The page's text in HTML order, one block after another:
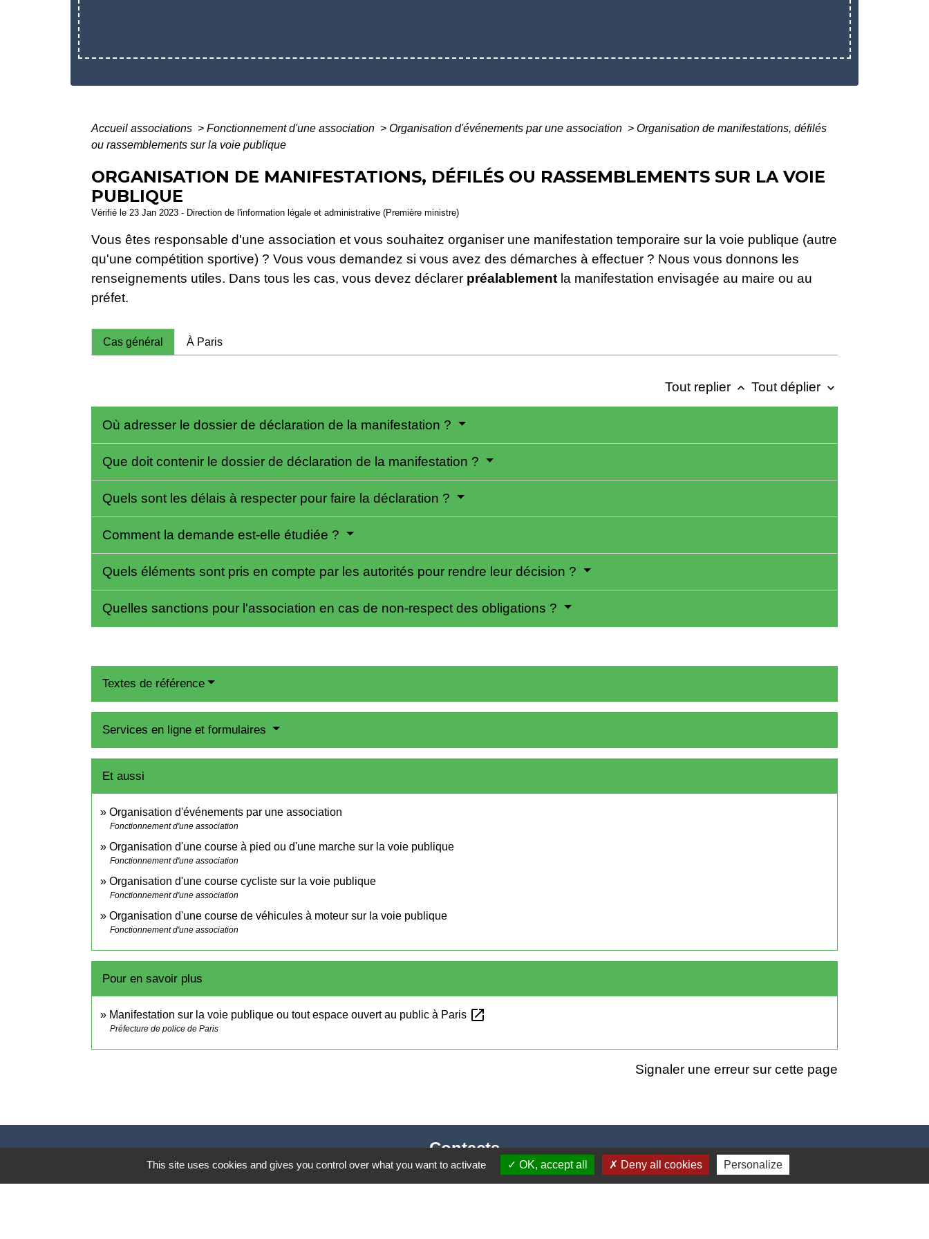
Accueil associations > Fonctionnement d'une association > Organisation d'événements par une association > Organisation de manifestations, défilés
ou rassemblements sur la voie publique
ORGANISATION DE MANIFESTATIONS, DÉFILÉS OU RASSEMBLEMENTS SUR LA VOIE
PUBLIQUE
Vérifié le 23 Jan 2023 - Direction de l'information légale et administrative (Première ministre)
Vous êtes responsable d'une association et vous souhaitez organiser une manifestation temporaire sur la voie publique (autre
qu'une compétition sportive) ? Vous vous demandez si vous avez des démarches à effectuer ? Nous vous donnons les
renseignements utiles. Dans tous les cas, vous devez déclarer préalablement la manifestation envisagée au maire ou au
préfet.
Cas général À Paris
Tout replier keyboard_arrow_up Tout déplier keyboard_arrow_down
Où adresser le dossier de déclaration de la manifestation ?
Que doit contenir le dossier de déclaration de la manifestation ?
Quels sont les délais à respecter pour faire la déclaration ?
Comment la demande est-elle étudiée ?
Quels éléments sont pris en compte par les autorités pour rendre leur décision ?
Quelles sanctions pour l'association en cas de non-respect des obligations ?
Textes de référence
Services en ligne et formulaires
Et aussi
Organisation d'événements par une association
Fonctionnement d'une association
Organisation d'une course à pied ou d'une marche sur la voie publique
Fonctionnement d'une association
Organisation d'une course cycliste sur la voie publique
Fonctionnement d'une association
Organisation d'une course de véhicules à moteur sur la voie publique
Fonctionnement d'une association
Pour en savoir plus
Manifestation sur la voie publique ou tout espace ouvert au public à Paris open_in_new
Préfecture de police de Paris
Signaler une erreur sur cette page
Contacts
Mairie de Cormeray
This site uses cookies and gives you control over what you want to activate OK, accept all Deny all cookies Personalize